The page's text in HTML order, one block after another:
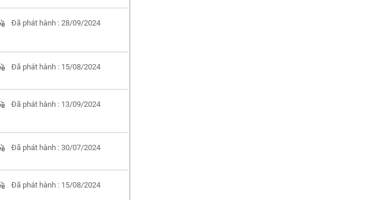
Đã phát hành : 28/09/2024
Đã phát hành : 15/08/2024
Đã phát hành : 13/09/2024
Đã phát hành : 30/07/2024
Đã phát hành : 15/08/2024